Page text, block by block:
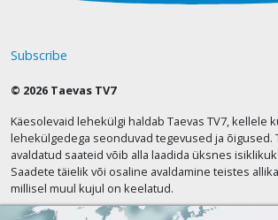
Subscribe
© 2026 Taevas TV7
Käesolevaid lehekülgi haldab Taevas TV7, kellele
lehekülgedega seonduvad tegevused ja õigused.
avaldatud saateid võib alla laadida üksnes
Saadete täielik või osaline avaldamine teistes
millisel muul kujul on keelatud.